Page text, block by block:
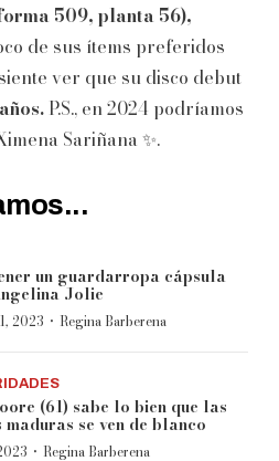
509, planta 56),
de sus ítems preferidos
ver que su disco debut
P.S., en 2024 podríamos
Sariñana ✨.
un guardarropa cápsula
Jolie
2023 · Regina Barberena
(61) sabe lo bien que las
maduras se ven de blanco
· Regina Barberena